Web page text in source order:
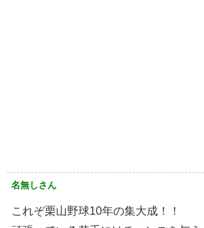
名無しさん
これぞ栗山野球10年の集大成！！